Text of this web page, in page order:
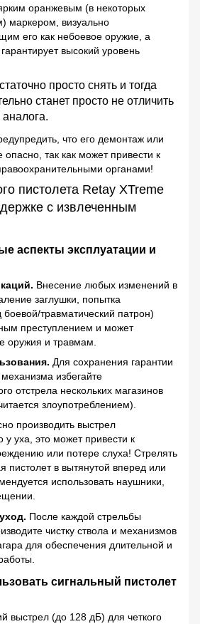
оранжевым (в некоторых
маркером, визуально
его как небоевое оружие, а
высокий уровень
просто снять и тогда
станет просто не отличить
аналога.
что его демонтаж или
так как может привести к
органами!
аспекты эксплуатации и
Внесение любых изменений в
заглушки, попытка
боевой/травматический патрон)
преступлением и может
оружия и травмам.
Для сохранения гарантии
избегайте
отстрела нескольких магазинов
злоупотреблением).
производить выстрел
у уха, это может привести к
или потере слуха! Стрелять
пистолет в вытянутой вперед или
использовать наушники,
После каждой стрельбы
чистку ствола и механизмов
для обеспечения длительной и
сигнальный пистолет
выстрел (до 128 дБ) для четкого